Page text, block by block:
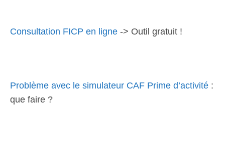
Consultation FICP en ligne -> Outil gratuit !
Problème avec le simulateur CAF Prime d’activité :
que faire ?